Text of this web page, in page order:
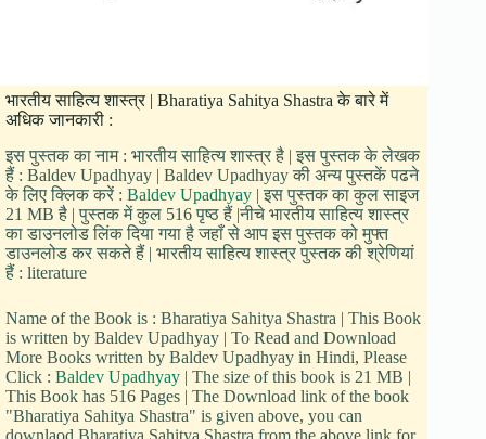
भारतीय साहित्य शास्त्र | Bharatiya Sahitya Shastra के बारे में
अधिक जानकारी :
इस पुस्तक का नाम : भारतीय साहित्य शास्त्र है | इस पुस्तक के लेखक
हैं : Baldev Upadhyay | Baldev Upadhyay की अन्य पुस्तकें पढने
के लिए क्लिक करें : Baldev Upadhyay | इस पुस्तक का कुल साइज
21 MB है | पुस्तक में कुल 516 पृष्ठ हैं |नीचे भारतीय साहित्य शास्त्र
का डाउनलोड लिंक दिया गया है जहाँ से आप इस पुस्तक को मुफ्त
डाउनलोड कर सकते हैं | भारतीय साहित्य शास्त्र पुस्तक की श्रेणियां
हैं : literature
Name of the Book is : Bharatiya Sahitya Shastra | This Book
is written by Baldev Upadhyay | To Read and Download
More Books written by Baldev Upadhyay in Hindi, Please
Click : Baldev Upadhyay | The size of this book is 21 MB |
This Book has 516 Pages | The Download link of the book
"Bharatiya Sahitya Shastra" is given above, you can
downlaod Bharatiya Sahitya Shastra from the above link for